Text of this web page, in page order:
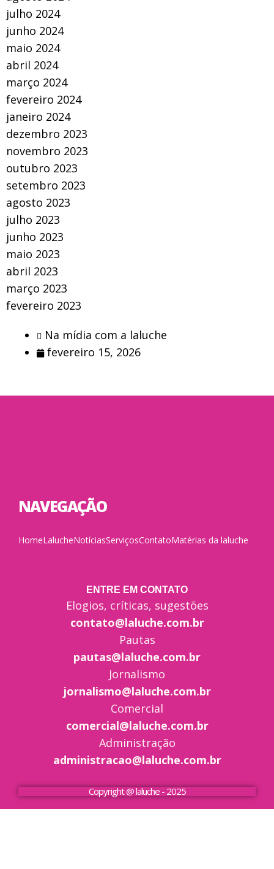
julho 2024
junho 2024
maio 2024
abril 2024
março 2024
fevereiro 2024
janeiro 2024
dezembro 2023
novembro 2023
outubro 2023
setembro 2023
agosto 2023
julho 2023
junho 2023
maio 2023
abril 2023
março 2023
fevereiro 2023
Na mídia com a laluche
fevereiro 15, 2026
NAVEGAÇÃO
HomeLalucheNotíciasServiçosContatoMatérias da laluche
ENTRE EM CONTATO
Elogios, críticas, sugestões
contato@laluche.com.br
Pautas
pautas@laluche.com.br
Jornalismo
jornalismo@laluche.com.br
Comercial
comercial@laluche.com.br
Administração
administracao@laluche.com.br
Copyright @ laluche - 2025